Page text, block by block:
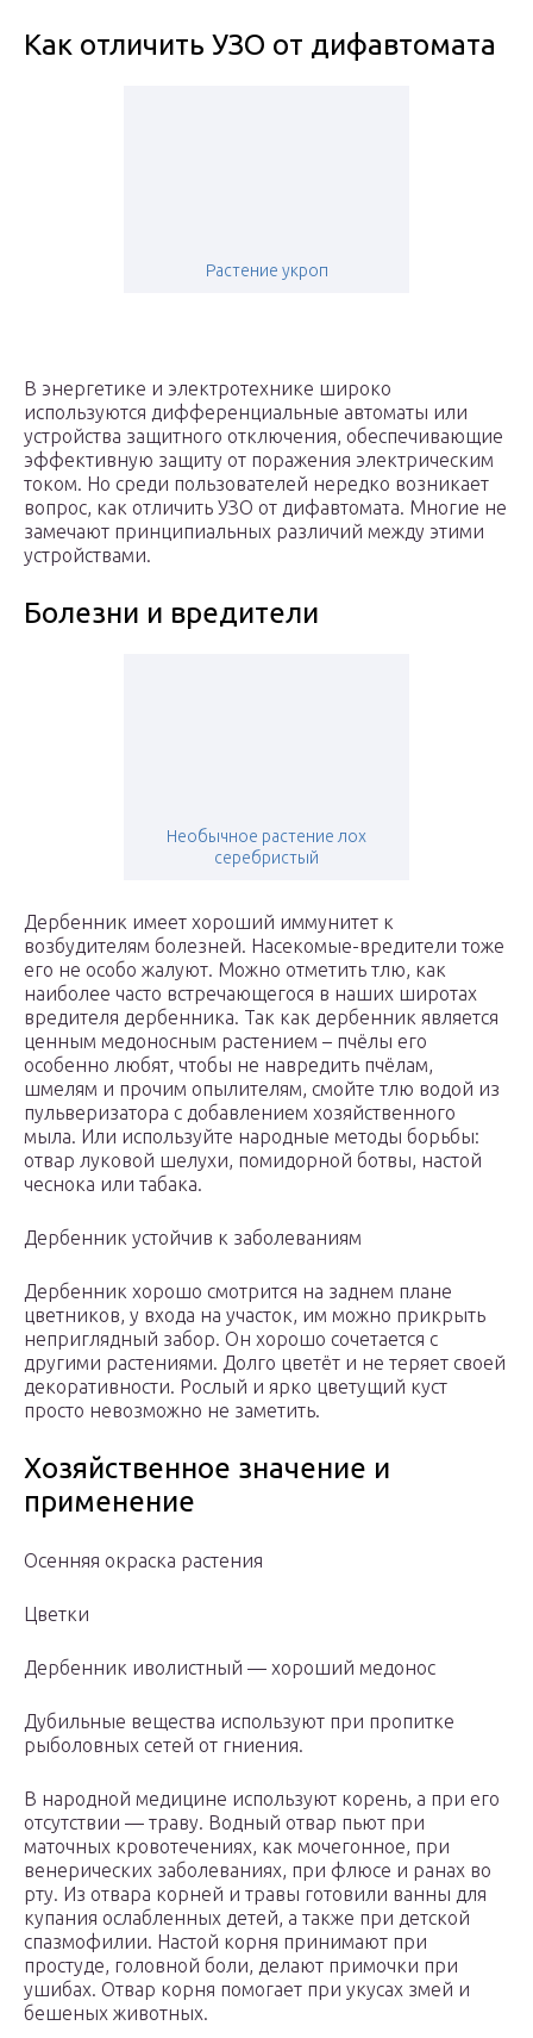
Как отличить УЗО от дифавтомата
Растение укроп
В энергетике и электротехнике широко
используются дифференциальные автоматы или
устройства защитного отключения, обеспечивающие
эффективную защиту от поражения электрическим
током. Но среди пользователей нередко возникает
вопрос, как отличить УЗО от дифавтомата. Многие не
замечают принципиальных различий между этими
устройствами.
Болезни и вредители
Необычное растение лох
серебристый
Дербенник имеет хороший иммунитет к
возбудителям болезней. Насекомые-вредители тоже
его не особо жалуют. Можно отметить тлю, как
наиболее часто встречающегося в наших широтах
вредителя дербенника. Так как дербенник является
ценным медоносным растением – пчёлы его
особенно любят, чтобы не навредить пчёлам,
шмелям и прочим опылителям, смойте тлю водой из
пульверизатора с добавлением хозяйственного
мыла. Или используйте народные методы борьбы:
отвар луковой шелухи, помидорной ботвы, настой
чеснока или табака.
Дербенник устойчив к заболеваниям
Дербенник хорошо смотрится на заднем плане
цветников, у входа на участок, им можно прикрыть
неприглядный забор. Он хорошо сочетается с
другими растениями. Долго цветёт и не теряет своей
декоративности. Рослый и ярко цветущий куст
просто невозможно не заметить.
Хозяйственное значение и
применение
Осенняя окраска растения
Цветки
Дербенник иволистный — хороший медонос
Дубильные вещества используют при пропитке
рыболовных сетей от гниения.
В народной медицине используют корень, а при его
отсутствии — траву. Водный отвар пьют при
маточных кровотечениях, как мочегонное, при
венерических заболеваниях, при флюсе и ранах во
рту. Из отвара корней и травы готовили ванны для
купания ослабленных детей, а также при детской
спазмофилии. Настой корня принимают при
простуде, головной боли, делают примочки при
ушибах. Отвар корня помогает при укусах змей и
бешеных животных.